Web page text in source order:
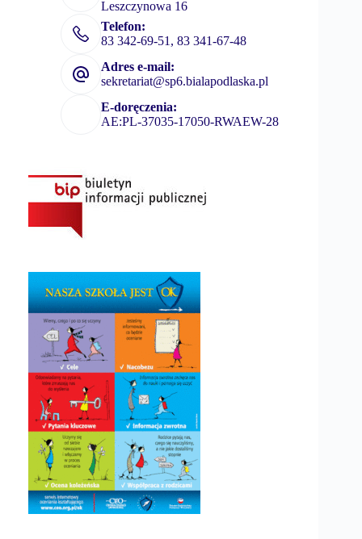
Leszczynowa 16
Telefon:
83 342-69-51, 83 341-67-48
Adres e-mail:
sekretariat@sp6.bialapodlaska.pl
E-doręczenia:
AE:PL-37035-17050-RWAEW-28